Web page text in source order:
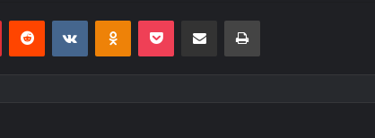
PinterestReddit VKontakteOdnoklassniki
Pocket E-Posta ile paylaş Yazdır